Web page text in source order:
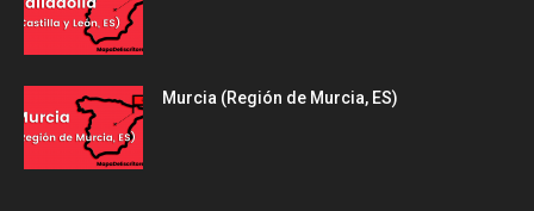
Murcia (Región de Murcia, ES)